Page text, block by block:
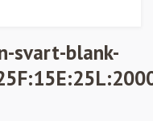
svart-blank-